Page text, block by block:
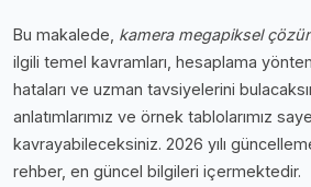
Bu makalede, kamera megapiksel
ilgili temel kavramları, hesaplama
hataları ve uzman tavsiyelerini
anlatımlarımız ve örnek tablolarımız
kavrayabileceksiniz. 2026 yılı
rehber, en güncel bilgileri içermektedir.